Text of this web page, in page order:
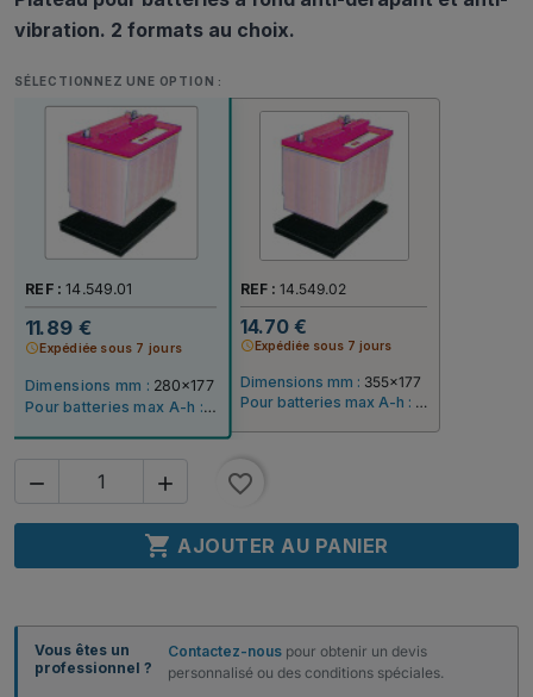
vibration. 2 formats au choix.
SÉLECTIONNEZ UNE OPTION :
REF : 14.549.01
11.89 €
scheduleExpédiée sous 7 jours
Dimensions mm : 280x177
Pour batteries max A-h :
80
REF : 14.549.02
14.70 €
scheduleExpédiée sous 7 jours
Dimensions mm : 355x177
Pour batteries max A-h : 125
  favorite_border
 AJOUTER AU PANIER
Vous êtes un
professionnel ?
Contactez-nous pour obtenir un devis
personnalisé ou des conditions spéciales.